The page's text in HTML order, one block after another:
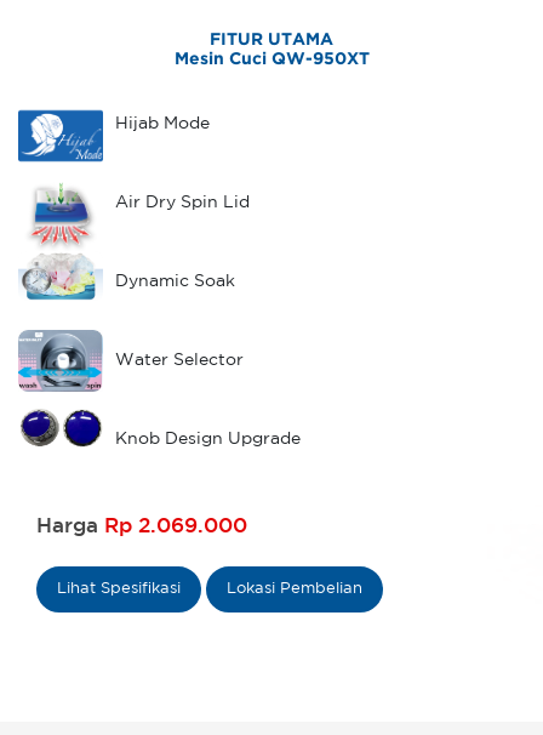
FITUR UTAMA
Mesin Cuci QW-950XT
Hijab Mode
Air Dry Spin Lid
Dynamic Soak
Water Selector
Knob Design Upgrade
Harga Rp 2.069.000
Lihat Spesifikasi Lokasi Pembelian